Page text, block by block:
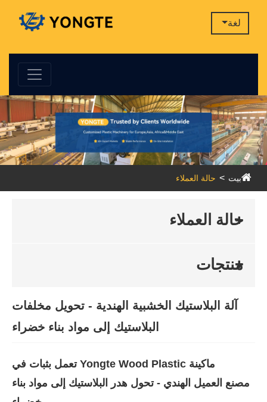
لغة
بيت حالة العملاء
حالة العملاء
منتجات
آلة البلاستيك الخشبية الهندية - تحويل مخلفات
البلاستيك إلى مواد بناء خضراء
ماكينة Yongte Wood Plastic تعمل بثبات في
مصنع العميل الهندي - تحول هدر البلاستيك إلى مواد بناء